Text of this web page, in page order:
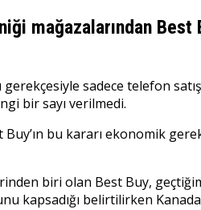
mağazalarından Best
sadece telefon
bir sayı verilmedi.
bu kararı ekonomik
biri olan Best Buy,
kapsadığı belirtilirken